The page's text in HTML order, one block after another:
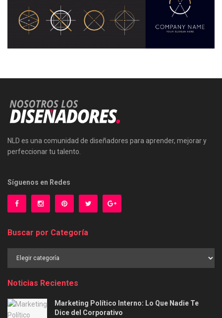
NLD es una comunidad de diseñadores para aprender, mejorar y
perfeccionar tu talento.
Síguenos en Redes
Buscar por Categoría
Noticias Recientes
Marketing Político Interno: Lo Que Nadie Te
Dice del Corporativo